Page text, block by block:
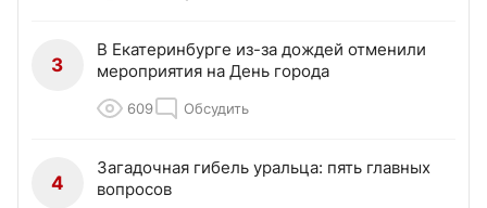
3
В Екатеринбурге из-за дождей отменили
мероприятия на День города
609 Обсудить
4
Загадочная гибель уральца: пять главных
вопросов